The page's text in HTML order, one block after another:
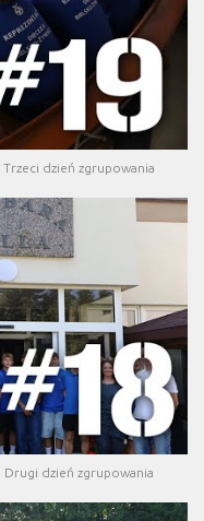
dzień zgrupowania
Drugi dzień zgrupowania